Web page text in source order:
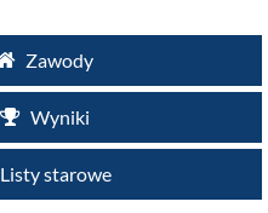
Zawody
Wyniki
Listy starowe